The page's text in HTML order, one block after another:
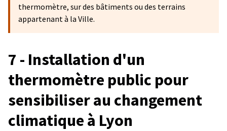
thermomètre, sur des bâtiments ou des terrains
appartenant à la Ville.
7 - Installation d'un
thermomètre public pour
sensibiliser au changement
climatique à Lyon